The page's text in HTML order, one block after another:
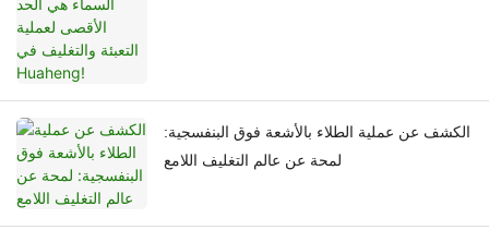
الكشف عن عملية الطلاء بالأشعة فوق البنفسجية:
لمحة عن عالم التغليف اللامع